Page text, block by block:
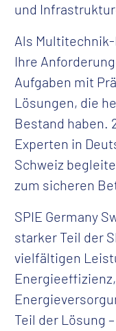
und
Als
Ihre
Aufgaben mit
Lösungen, die
Bestand haben.
Experten in
Schweiz
zum sicheren
SPIE Germany
starker Teil der
vielfältigen
Teil der Lösung